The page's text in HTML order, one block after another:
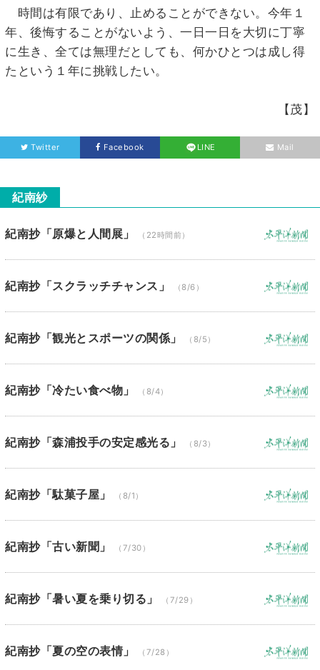
時間は有限であり、止めることができない。今年１
年、後悔することがないよう、一日一日を大切に丁寧
に生き、全ては無理だとしても、何かひとつは成し得
たという１年に挑戦したい。
【茂】
Twitter Facebook LINE Mail
紀南紗
紀南抄「原爆と人間展」 （22時間前）
紀南抄「スクラッチチャンス」 （8/6）
紀南抄「観光とスポーツの関係」 （8/5）
紀南抄「冷たい食べ物」 （8/4）
紀南抄「森浦投手の安定感光る」 （8/3）
紀南抄「駄菓子屋」 （8/1）
紀南抄「古い新聞」 （7/30）
紀南抄「暑い夏を乗り切る」 （7/29）
紀南抄「夏の空の表情」 （7/28）